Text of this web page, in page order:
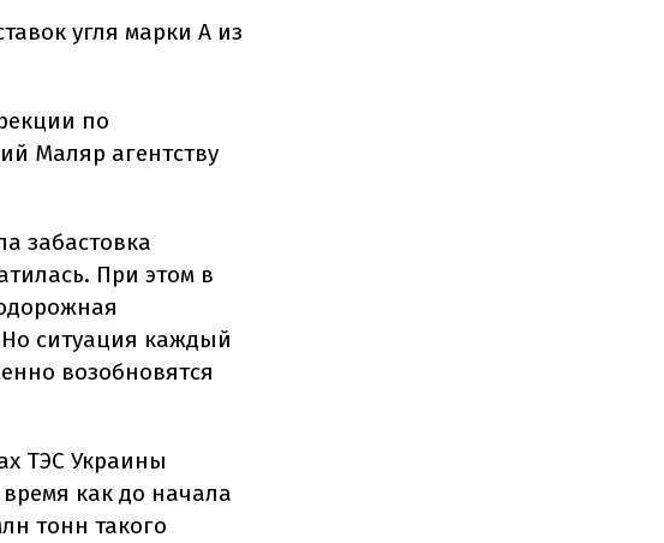
угля марки А из
по
Маляр агентству
забастовка
При этом в
Но ситуация каждый
возобновятся
ТЭС Украины
как до начала
тонн такого